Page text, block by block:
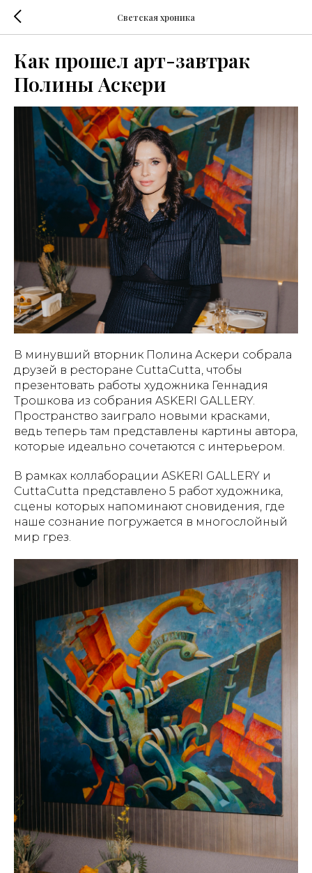
Светская хроника
Как прошел арт-завтрак
Полины Аскери
В минувший вторник Полина Аскери собрала
друзей в ресторане CuttaCutta, чтобы
презентовать работы художника Геннадия
Трошкова из собрания ASKERI GALLERY.
Пространство заиграло новыми красками,
ведь теперь там представлены картины автора,
которые идеально сочетаются с интерьером.
В рамках коллаборации ASKERI GALLERY и
CuttaCutta представлено 5 работ художника,
сцены которых напоминают сновидения, где
наше сознание погружается в многослойный
мир грез.